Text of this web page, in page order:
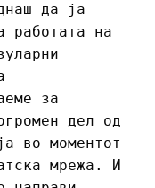
да ја
работата на
за
дел од
во моментот
мрежа. И